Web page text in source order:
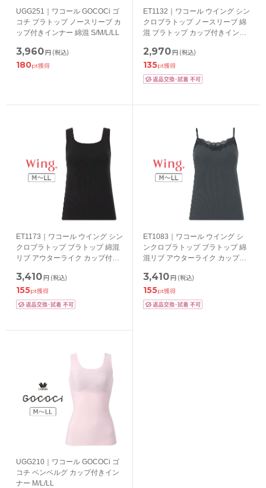
UGG251｜ワコール GOCOCi ゴ
コチ ブラトップ ノースリーブ カ
ップ付きインナー 綿混 S/M/L/LL
3,960円 (税込)
180pt獲得
ET1132｜ワコール ウイング シン
クロブラトップ ノースリーブ 綿
混 ブラトップ カップ付きインナ
2,970円 (税込)
135pt獲得
ET1173｜ワコール ウイング シン
クロブラトップ ブラトップ 綿混
リブ アウターライク カップ付き
3,410円 (税込)
155pt獲得
ET1083｜ワコール ウイング シ
ンクロブラトップ ブラトップ 綿
混リブ アウターライク カップ付
3,410円 (税込)
155pt獲得
UGG210｜ワコール GOCOCi ゴ
コチ ベンベルグ カップ付きイン
ナー M/L/LL